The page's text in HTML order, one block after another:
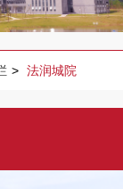
> 法润城院